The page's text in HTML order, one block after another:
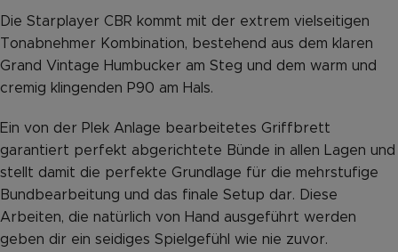
Die Starplayer CBR kommt mit der extrem vielseitigen
Tonabnehmer Kombination, bestehend aus dem klaren
Grand Vintage Humbucker am Steg und dem warm und
cremig klingenden P90 am Hals.
Ein von der Plek Anlage bearbeitetes Griffbrett
garantiert perfekt abgerichtete Bünde in allen Lagen und
stellt damit die perfekte Grundlage für die mehrstufige
Bundbearbeitung und das finale Setup dar. Diese
Arbeiten, die natürlich von Hand ausgeführt werden
geben dir ein seidiges Spielgefühl wie nie zuvor.